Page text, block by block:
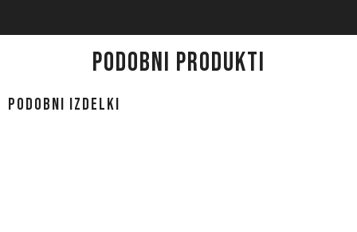
PODOBNI PRODUKTI
Podobni izdelki